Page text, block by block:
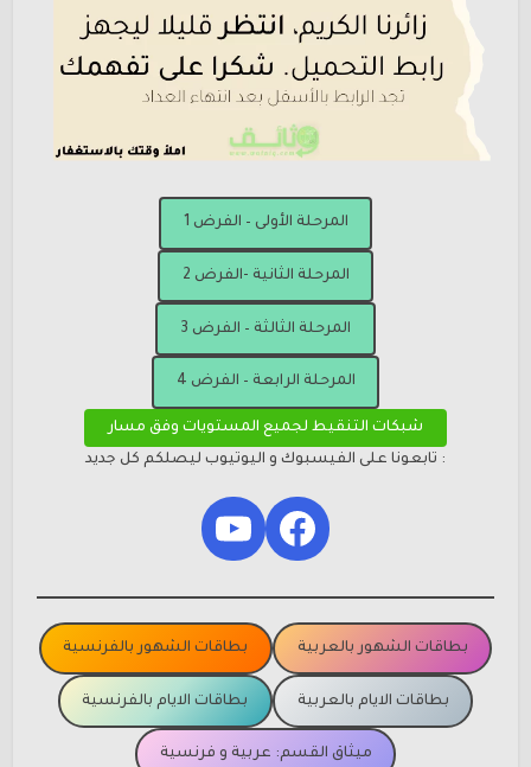
المرحلة الأولى – الفرض 1
المرحلة الثانية -الفرض 2
المرحلة الثالثة – الفرض 3
المرحلة الرابعة – الفرض 4
شبكات التنقيط لجميع المستويات وفق مسار
: تابعونا على الفيسبوك و اليوتيوب ليصلكم كل جديد
Facebook
YouTube
بطاقات الشهور بالعربية بطاقات الشهور بالفرنسية
بطاقات الايام بالعربية بطاقات الايام بالفرنسية
ميثاق القسم: عربية و فرنسية